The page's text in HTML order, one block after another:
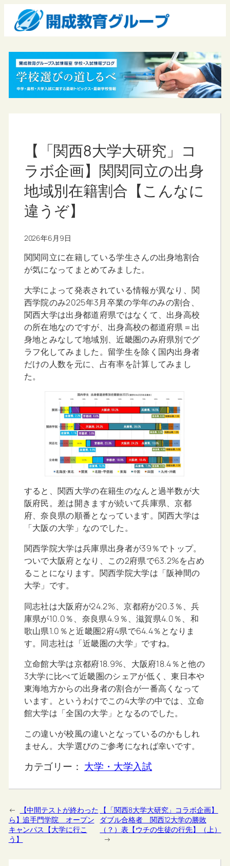
【「関西8大学大研究」コ
ラボ企画】関関同立の出身
地域別在籍割合【こんなに
違うぞ】
2026年6月9日
関関同立に在籍している学生さんの出身地割合
が気になってまとめてみました。
大学によって発表されている情報が異なり、関
西学院のみ2025年3月卒業の学年のみの割合、
関西大学は出身都道府県ではなくて、出身高校
の所在地なのですが、出身高校の都道府県＝出
身地とみなして地域別、近畿圏のみ府県別でグ
ラフ化してみました。留学生を除く国内出身者
だけの人数を元に、占有率を計算してみまし
た。
すると、関西大学の在籍生のなんと過半数が大
阪府民。差は開きますが続いて兵庫県、京都
府、奈良県の順番となっています。関西大学は
「大阪の大学」なのでした。
関西学院大学は兵庫県出身者が39％でトップ。
ついで大阪府となり、この2府県で63.2%を占め
ることになります。関西学院大学は「阪神間の
大学」です。
同志社は大阪府が24.2%、京都府が20.3％、兵
庫県が10.0％、奈良県4.9％、滋賀県4.0％、和
歌山県1.0％と近畿圏2府4県で64.4％となりま
す。同志社は「近畿圏の大学」ですね。
立命館大学は京都府18.9%、大阪府18.4％と他の
3大学に比べて近畿圏のシェアが低く、東日本や
東海地方からの出身者の割合が一番高くなって
います。というわけでこの4大学の中では、立命
館大学は「全国の大学」となるのでした。
この違いが校風の違いとなっているのかもしれ
ません。大学選びのご参考になれば幸いです。
カテゴリー： 大学・大学入試
←
【中間テストが終わった
ら】追手門学院 オープン
キャンパス【大学に行こ
う】
【「関西8大学大研究」コラボ企画】
ダブル合格者 関西12大学の勝敗
（？）表【ウチの生徒の行先】（上）
→